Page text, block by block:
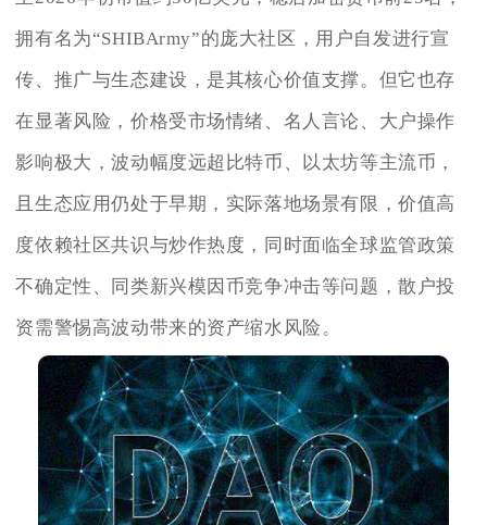
拥有名为“SHIBArmy”的庞大社区，用户自发进行宣
传、推广与生态建设，是其核心价值支撑。但它也存
在显著风险，价格受市场情绪、名人言论、大户操作
影响极大，波动幅度远超比特币、以太坊等主流币，
且生态应用仍处于早期，实际落地场景有限，价值高
度依赖社区共识与炒作热度，同时面临全球监管政策
不确定性、同类新兴模因币竞争冲击等问题，散户投
资需警惕高波动带来的资产缩水风险。